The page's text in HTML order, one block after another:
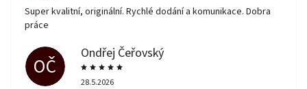
Super kvalitní, originální. Rychlé dodání a komunikace. Dobra
práce
OČ
Ondřej Čeřovský
28.5.2026